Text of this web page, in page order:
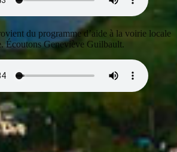
du programme d’aide à la voirie locale
Écoutons Geneviève Guilbault.